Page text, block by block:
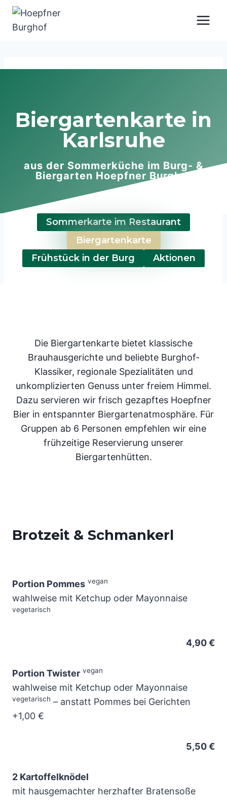
Zum
springen
Biergartenkarte in
Karlsruhe
aus der Sommerküche im Burg- &
Biergarten Hoepfner Burghof
Sommerkarte im Restaurant
Biergartenkarte
Frühstück in der Burg
Aktionen
Die Biergartenkarte bietet klassische
Brauhausgerichte und beliebte Burghof-
Klassiker, regionale Spezialitäten und
unkomplizierten Genuss unter freiem Himmel.
Dazu servieren wir frisch gezapftes Hoepfner
Bier in entspannter Biergartenatmosphäre. Für
Gruppen ab 6 Personen empfehlen wir eine
frühzeitige Reservierung unserer
Biergartenhütten.
Brotzeit & Schmankerl
Portion Pommes vegan
wahlweise mit Ketchup oder Mayonnaise
vegetarisch
4,90 €
Portion Twister vegan
wahlweise mit Ketchup oder Mayonnaise
vegetarisch – anstatt Pommes bei Gerichten
+1,00 €
5,50 €
2 Kartoffelknödel
mit hausgemachter herzhafter Bratensoße